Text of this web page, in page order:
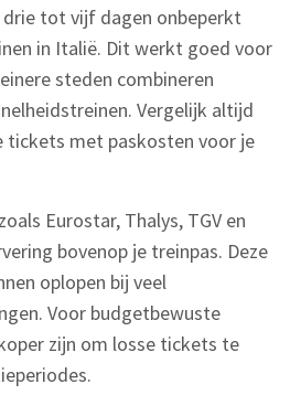
tot vijf dagen onbeperkt
in Italië. Dit werkt goed voor
steden combineren
Vergelijk altijd
tickets met paskosten voor je
Eurostar, Thalys, TGV en
bovenop je treinpas. Deze
oplopen bij veel
Voor budgetbewuste
zijn om losse tickets te